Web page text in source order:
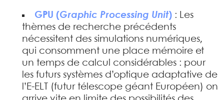
GPU (Graphic Processing Unit) : Les
thèmes de recherche précédents
nécessitent des simulations numériques,
qui consomment une place mémoire et
un temps de calcul considérables : pour
les futurs systèmes d’optique adaptative de
l’E-ELT (futur télescope géant Européen) on